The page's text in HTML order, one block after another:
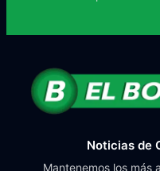
Noticias de
Mantenemos los más